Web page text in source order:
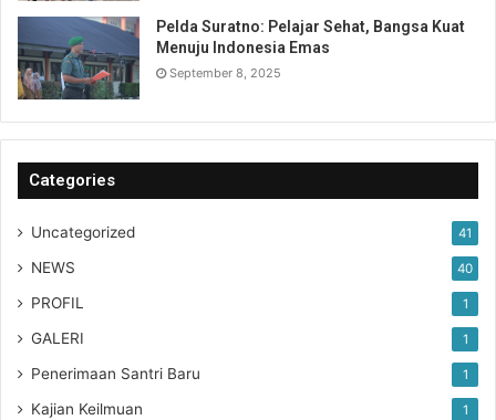
Pelda Suratno: Pelajar Sehat, Bangsa Kuat
Menuju Indonesia Emas
September 8, 2025
Categories
Uncategorized 41
NEWS 40
PROFIL 1
GALERI 1
Penerimaan Santri Baru 1
Kajian Keilmuan 1